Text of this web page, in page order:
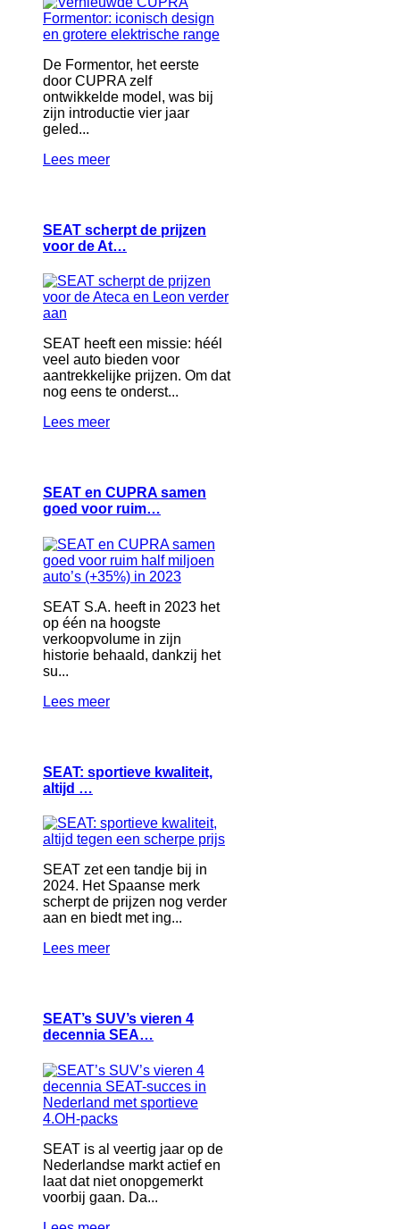
De Formentor, het eerste
door CUPRA zelf
ontwikkelde model, was bij
zijn introductie vier jaar
geled...
Lees meer
SEAT scherpt de prijzen
voor de At…
SEAT heeft een missie: héél
veel auto bieden voor
aantrekkelijke prijzen. Om dat
nog eens te onderst...
Lees meer
SEAT en CUPRA samen
goed voor ruim…
SEAT S.A. heeft in 2023 het
op één na hoogste
verkoopvolume in zijn
historie behaald, dankzij het
su...
Lees meer
SEAT: sportieve kwaliteit,
altijd …
SEAT zet een tandje bij in
2024. Het Spaanse merk
scherpt de prijzen nog verder
aan en biedt met ing...
Lees meer
SEAT’s SUV’s vieren 4
decennia SEA…
SEAT is al veertig jaar op de
Nederlandse markt actief en
laat dat niet onopgemerkt
voorbij gaan. Da...